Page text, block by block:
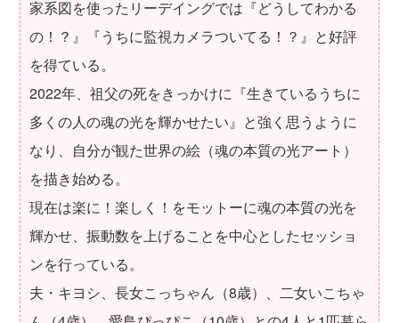
家系図を使ったリーデイングでは『どうしてわかる
の！？』『うちに監視カメラついてる！？』と好評
を得ている。
2022年、祖父の死をきっかけに『生きているうちに
多くの人の魂の光を輝かせたい』と強く思うように
なり、自分が観た世界の絵（魂の本質の光アート）
を描き始める。
現在は楽に！楽しく！をモットーに魂の本質の光を
輝かせ、振動数を上げることを中心としたセッショ
ンを行っている。
夫・キヨシ、長女こっちゃん（8歳）、二女いこちゃ